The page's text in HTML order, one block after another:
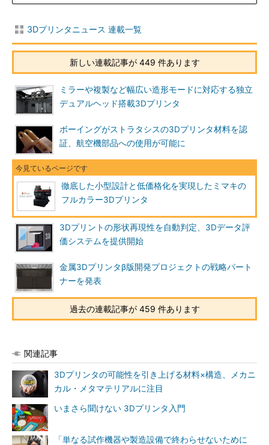
3Dプリンタニュース 連載一覧
新しい連載記事が 449 件あります
ミラーや複製など幅広い造形モードに対応する独立
デュアルヘッド搭載3Dプリンタ
ボーイングがストラタシスの3Dプリンタ材料を認
証、航空機部品への使用が可能に
徹底した小型設計と低価格化を実現したミマキの
フルカラー3Dプリンタ
3Dプリントの形状再現性を自動判定、3Dデータ評
価システムを提供開始
金属3Dプリンタβ版開発プロジェクトの戦略パート
ナーを発表
過去の連載記事が 459 件あります
関連記事
3Dプリンタの可能性を引き上げる材料×構造、メカニ
カル・メタマテリアルに注目
いまさら聞けない 3Dプリンタ入門
「単なる試作機器や製造設備で終わらせないために